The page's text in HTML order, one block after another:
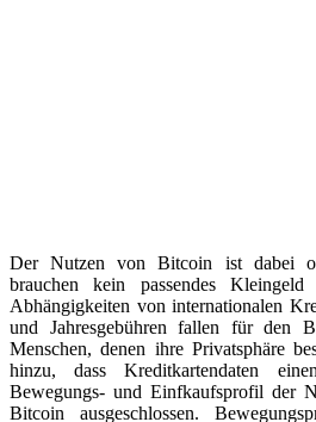
Der Nutzen von Bitcoin ist dabei
brauchen kein passendes
Abhängigkeiten von internationalen
und Jahresgebühren fallen für den
Menschen, denen ihre Privatsphäre
hinzu, dass Kreditkartendaten
Bewegungs- und Einfkaufsprofil der
Bitcoin ausgeschlossen.